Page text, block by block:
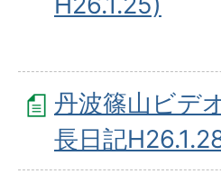
丹波篠山ビデ
長日記